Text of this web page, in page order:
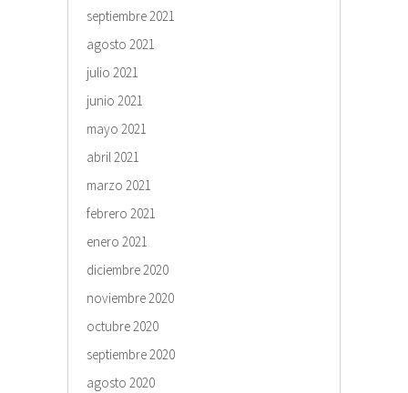
septiembre 2021
agosto 2021
julio 2021
junio 2021
mayo 2021
abril 2021
marzo 2021
febrero 2021
enero 2021
diciembre 2020
noviembre 2020
octubre 2020
septiembre 2020
agosto 2020